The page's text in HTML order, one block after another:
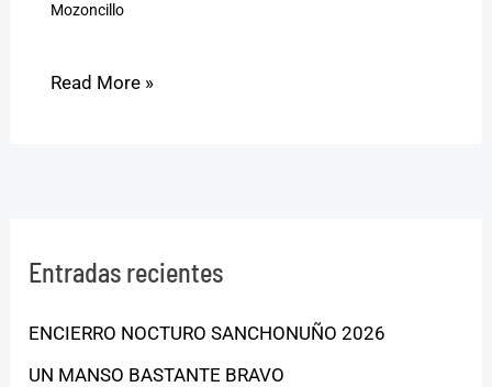
Mozoncillo
Read More »
Entradas recientes
ENCIERRO NOCTURO SANCHONUÑO 2026
UN MANSO BASTANTE BRAVO